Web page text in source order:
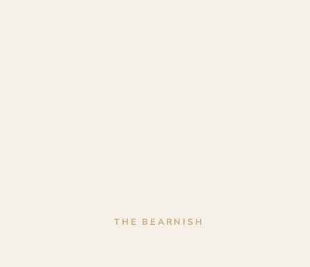
THE BEARNISH